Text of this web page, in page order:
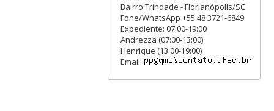
Bairro Trindade - Florianópolis/SC
Fone/WhatsApp +55 48 3721-6849
Expediente: 07:00-19:00
Andrezza (07:00-13:00)
Henrique (13:00-19:00)
Email: